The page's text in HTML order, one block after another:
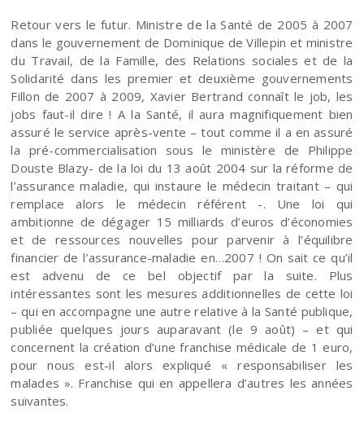
Retour vers le futur. Ministre de la Santé de 2005 à 2007
dans le gouvernement de Dominique de Villepin et ministre
du Travail, de la Famille, des Relations sociales et de la
Solidarité dans les premier et deuxième gouvernements
Fillon de 2007 à 2009, Xavier Bertrand connaît le job, les
jobs faut-il dire ! A la Santé, il aura magnifiquement bien
assuré le service après-vente – tout comme il a en assuré
la pré-commercialisation sous le ministère de Philippe
Douste Blazy- de la loi du 13 août 2004 sur la réforme de
l’assurance maladie, qui instaure le médecin traitant – qui
remplace alors le médecin référent -. Une loi qui
ambitionne de dégager 15 milliards d’euros d’économies
et de ressources nouvelles pour parvenir à l’équilibre
financier de l’assurance-maladie en…2007 ! On sait ce qu’il
est advenu de ce bel objectif par la suite. Plus
intéressantes sont les mesures additionnelles de cette loi
– qui en accompagne une autre relative à la Santé publique,
publiée quelques jours auparavant (le 9 août) – et qui
concernent la création d’une franchise médicale de 1 euro,
pour nous est-il alors expliqué « responsabiliser les
malades ». Franchise qui en appellera d’autres les années
suivantes.